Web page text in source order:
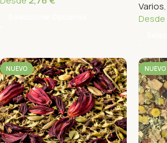
Varios,
Desde
NUEVO NUEVO